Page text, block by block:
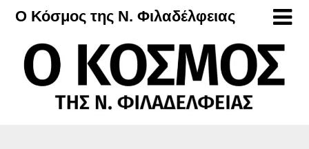
Μετάβαση
περιεχόμενο
Ο Κόσμος της Ν. Φιλαδέλφειας